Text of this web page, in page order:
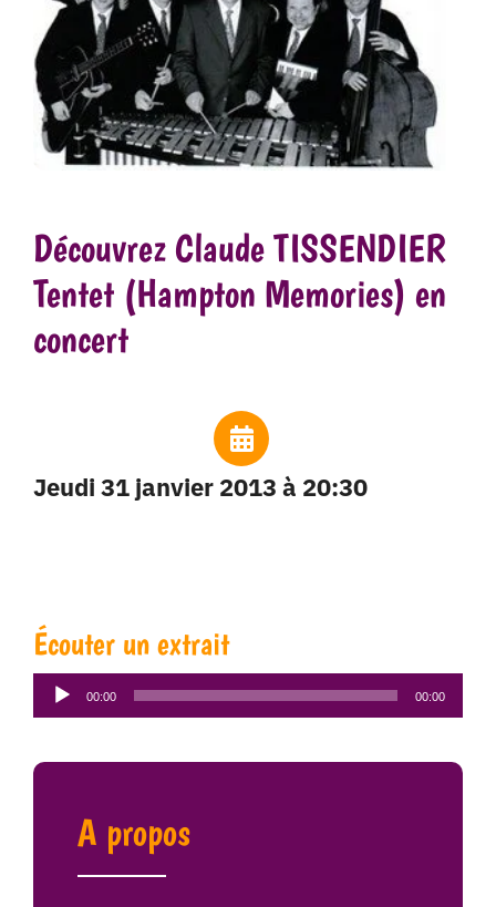
Découvrez Claude TISSENDIER
Tentet (Hampton Memories) en
concert
jeudi 31 janvier 2013 à 20:30
Écouter un extrait
Lecteur
audio
00:00 00:00
A propos